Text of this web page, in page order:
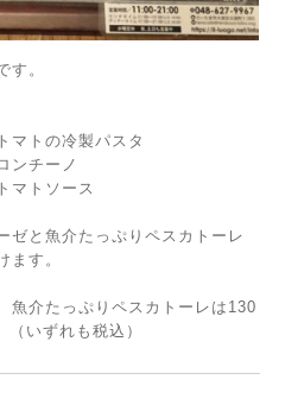
す。
マトの冷製パスタ
ンチーノ
マトソース
ゼと魚介たっぷりペスカトーレ
ます。
魚介たっぷりペスカトーレは130
いずれも税込）